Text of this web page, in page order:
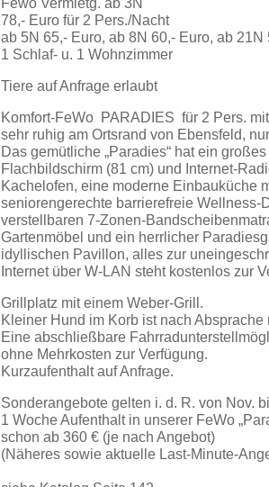
Fewo Vermietg. ab 3N
78,- Euro für 2 Pers./Nacht
ab 5N 65,- Euro, ab 8N 60,- Euro, ab 21N
1 Schlaf- u. 1 Wohnzimmer
Tiere auf Anfrage erlaubt
Komfort-FeWo PARADIES für 2 Pers.
sehr ruhig am Ortsrand von Ebensfeld,
Das gemütliche „Paradies“ hat ein
Flachbildschirm (81 cm) und Internet-
Kachelofen, eine moderne Einbauküche
seniorengerechte barrierefreie Wellness-
verstellbaren 7-Zonen-
Gartenmöbel und ein herrlicher
idyllischen Pavillon, alles zur
Internet über W-LAN steht kostenlos zur
Grillplatz mit einem Weber-Grill.
Kleiner Hund im Korb ist nach
Eine abschließbare
ohne Mehrkosten zur Verfügung.
Kurzaufenthalt auf Anfrage.
Sonderangebote gelten i. d. R. von Nov.
1 Woche Aufenthalt in unserer FeWo
schon ab 360 € (je nach Angebot)
(Näheres sowie aktuelle Last-Minute-